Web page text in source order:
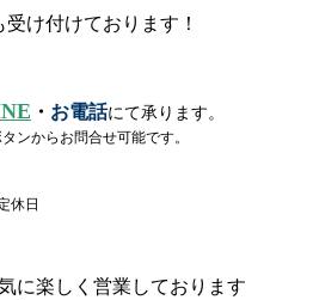
受け付けております！
・ お電話にて承ります。
ンからお問合せ可能です。
休日
に楽しく営業しております